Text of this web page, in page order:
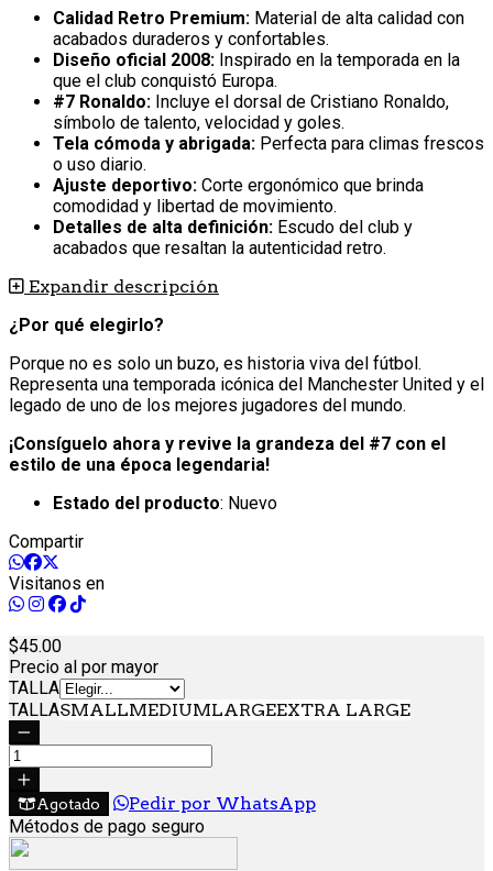
Calidad Retro Premium: Material de alta calidad con
acabados duraderos y confortables.
Diseño oficial 2008: Inspirado en la temporada en la
que el club conquistó Europa.
#7 Ronaldo: Incluye el dorsal de Cristiano Ronaldo,
símbolo de talento, velocidad y goles.
Tela cómoda y abrigada: Perfecta para climas frescos
o uso diario.
Ajuste deportivo: Corte ergonómico que brinda
comodidad y libertad de movimiento.
Detalles de alta definición: Escudo del club y
acabados que resaltan la autenticidad retro.
Expandir descripción
¿Por qué elegirlo?
Porque no es solo un buzo, es historia viva del fútbol.
Representa una temporada icónica del Manchester United y el
legado de uno de los mejores jugadores del mundo.
¡Consíguelo ahora y revive la grandeza del #7 con el
estilo de una época legendaria!
Estado del producto: Nuevo
Compartir
Visitanos en
45.00
Precio al por mayor
TALLA
TALLASMALLMEDIUMLARGEEXTRA LARGE
Agotado
Pedir por WhatsApp
Métodos de pago seguro